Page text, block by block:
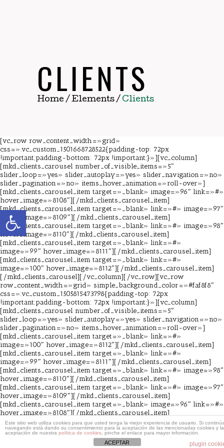
Abrir barra de herramientas
CLIENTS
Home / Elements/ Clients
[vc_row row_content_width=»grid»
css=».vc_custom_1501668728522{padding-top: 72px
!important;padding-bottom: 72px !important;}»][vc_column]
[mkd_clients_carousel number_of_visible_items=»5″
slider_loop=»yes» slider_autoplay=»yes» slider_navigation=»no»
slider_pagination=»no» items_hover_animation=»roll-over»]
[mkd_clients_carousel_item target=»_blank» image=»96″ link=»#»
hover_image=»8108″][/mkd_clients_carousel_item]
[mkd_clients_carousel_item target=»_blank» link=»#» image=»97″
hover_image=»8109″][/mkd_clients_carousel_item]
[mkd_clients_carousel_item target=»_blank» link=»#» image=»98″
hover_image=»8110″][/mkd_clients_carousel_item]
[mkd_clients_carousel_item target=»_blank» link=»#»
image=»99″ hover_image=»8111″][/mkd_clients_carousel_item]
[mkd_clients_carousel_item target=»_blank» link=»#»
image=»100″ hover_image=»8112″][/mkd_clients_carousel_item]
[/mkd_clients_carousel][/vc_column][/vc_row][vc_row
row_content_width=»grid» simple_background_color=»#faf8f8″
css=».vc_custom_1505815473798{padding-top: 72px
!important;padding-bottom: 72px !important;}»][vc_column]
[mkd_clients_carousel number_of_visible_items=»5″
slider_loop=»yes» slider_autoplay=»yes» slider_navigation=»no»
slider_pagination=»no» items_hover_animation=»roll-over»]
[mkd_clients_carousel_item target=»_blank» link=»#»
image=»100″ hover_image=»8112″][/mkd_clients_carousel_item]
[mkd_clients_carousel_item target=»_blank» link=»#»
image=»99″ hover_image=»8111″][/mkd_clients_carousel_item]
[mkd_clients_carousel_item target=»_blank» link=»#» image=»98″
hover_image=»8110″][/mkd_clients_carousel_item]
[mkd_clients_carousel_item target=»_blank» link=»#» image=»97″
hover_image=»8109″][/mkd_clients_carousel_item]
[mkd_clients_carousel_item target=»_blank» image=»96″ link=»#»
hover_image=»8108″][/mkd_clients_carousel_item]
[/mkd_clients_carousel][/vc_column][/vc_row]
Este sitio web utiliza cookies para que usted tenga la mejor experiencia de usuario. Si
navegando está dando su consentimiento para la aceptación de las mencionadas cookies y la
aceptación de nuestra política de cookies , pinche el enlace para mayor información.
plugin
ACEPTAR